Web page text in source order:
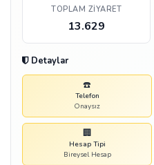
TOPLAM ZIYARET
13.629
Detaylar
☎️
Telefon
Onaysız
🏢
Hesap Tipi
Bireysel Hesap